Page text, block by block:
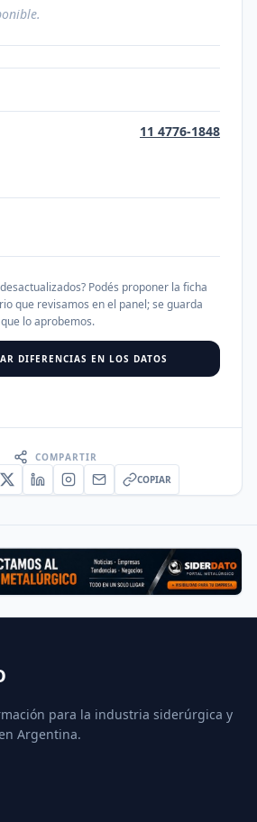
11 4776-1848
Podés proponer la ficha
que revisamos en el panel; se guarda
lo aprobemos.
DIFERENCIAS EN LOS DATOS
COMPARTIR
COPIAR
para la industria siderúrgica y
Argentina.